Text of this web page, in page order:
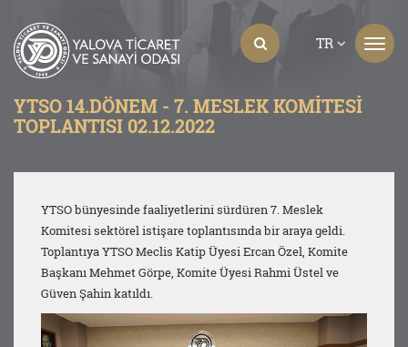
TR
YTSO 14.DÖNEM - 7. MESLEK KOMITESI
TOPLANTISI 02.12.2022
YTSO bünyesinde faaliyetlerini sürdüren 7. Meslek
Komitesi sektörel istişare toplantısında bir araya geldi.
Toplantıya YTSO Meclis Katip Üyesi Ercan Özel, Komite
Başkanı Mehmet Görpe, Komite Üyesi Rahmi Üstel ve
Güven Şahin katıldı.